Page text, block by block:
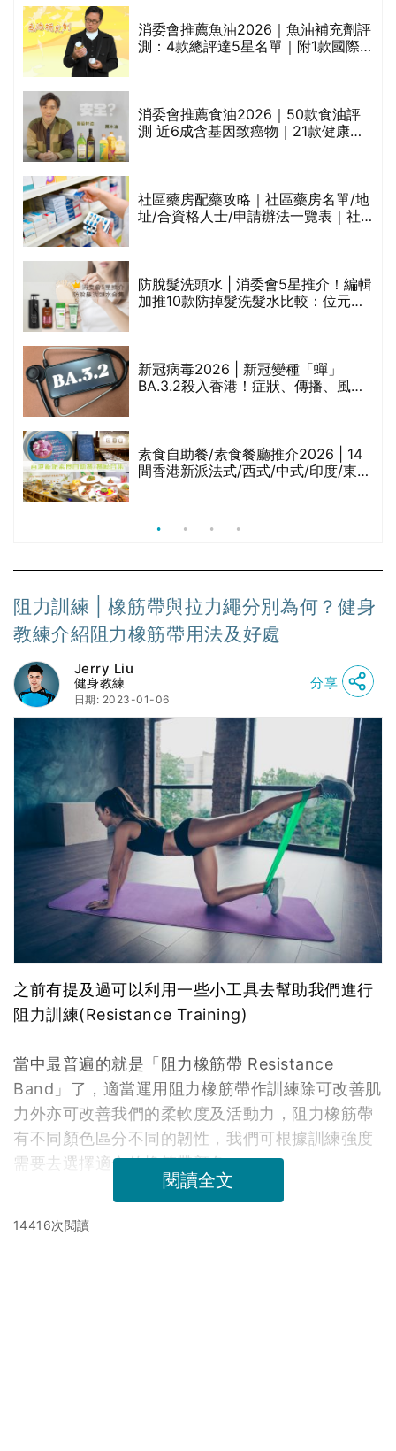
消委會推薦魚油2026｜魚油補充劑評
測：4款總評達5星名單｜附1款國際
消委會推薦食油2026｜50款食油評
測 近6成含基因致癌物｜21款健康煮
社區藥房配藥攻略｜社區藥房名單/地
址/合資格人士/申請辦法一覽表｜社
防脫髮洗頭水 | 消委會5星推介！編輯
加推10款防掉髮洗髮水比較：位元
新冠病毒2026 | 新冠變種「蟬」
BA.3.2殺入香港！症狀、傳播、風險
素食自助餐/素食餐廳推介2026 | 14
間香港新派法式/西式/中式/印度/東南
阻力訓練 | 橡筋帶與拉力繩分別為何？健身
教練介紹阻力橡筋帶用法及好處
Jerry Liu
健身教練
日期: 2023-01-06
分享
之前有提及過可以利用一些小工具去幫助我們進行
阻力訓練(Resistance Training)
當中最普遍的就是「阻力橡筋帶 Resistance
Band」了，適當運用阻力橡筋帶作訓練除可改善肌
力外亦可改善我們的柔軟度及活動力，阻力橡筋帶
有不同顏色區分不同的韌性，我們可根據訓練強度
需要去選擇適合的橡筋帶顏色。
閱讀全文
14416次閱讀